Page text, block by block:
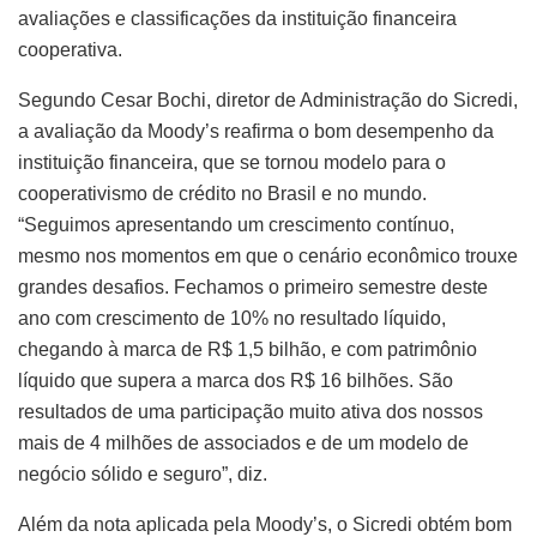
avaliações e classificações da instituição financeira
cooperativa.
Segundo Cesar Bochi, diretor de Administração do Sicredi,
a avaliação da Moody’s reafirma o bom desempenho da
instituição financeira, que se tornou modelo para o
cooperativismo de crédito no Brasil e no mundo.
“Seguimos apresentando um crescimento contínuo,
mesmo nos momentos em que o cenário econômico trouxe
grandes desafios. Fechamos o primeiro semestre deste
ano com crescimento de 10% no resultado líquido,
chegando à marca de R$ 1,5 bilhão, e com patrimônio
líquido que supera a marca dos R$ 16 bilhões. São
resultados de uma participação muito ativa dos nossos
mais de 4 milhões de associados e de um modelo de
negócio sólido e seguro”, diz.
Além da nota aplicada pela Moody’s, o Sicredi obtém bom